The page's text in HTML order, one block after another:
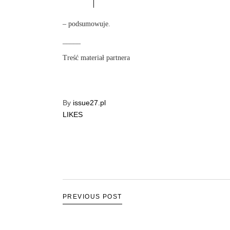
– podsumowuje.
Treść materiał partnera
By issue27.pl
LIKES
PREVIOUS POST